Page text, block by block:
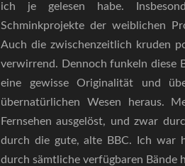
ich je gelesen habe.
Schminkprojekte der weiblichen
Auch die zwischenzeitlich kruden
verwirrend. Dennoch funkeln diese
eine gewisse Originalität und
übernatürlichen Wesen heraus.
Fernsehen ausgelöst, und zwar
durch die gute, alte BBC. Ich war
durch sämtliche verfügbaren Bände